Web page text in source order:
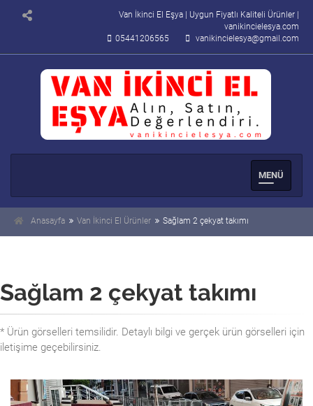
Van İkinci El Eşya | Uygun Fiyatlı Kaliteli Ürünler |
vanikincielesya.com
05441206565
vanikincielesya@gmail.com
Men�
Anasayfa Van İkinci El Ürünler Sağlam 2 çekyat takımı
Sağlam 2 çekyat takımı
* Ürün görselleri temsilidir. Detaylı bilgi ve gerçek ürün görselleri için
iletişime geçebilirsiniz.